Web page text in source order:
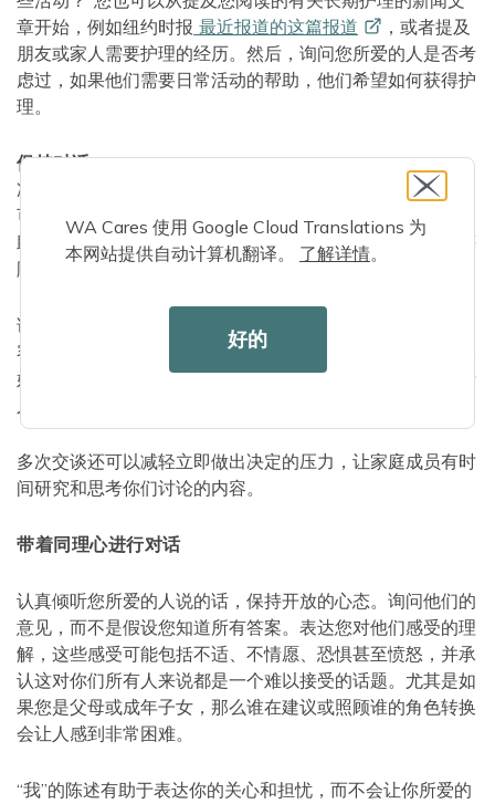
章开始，例如纽约时报 最近报道的这篇报道
，或者提及
朋友或家人需要护理的经历。然后，询问您所爱的人是否考
虑过，如果他们需要日常活动的帮助，他们希望如何获得护
理。
保持对话
准备好讨论细节后，召开一次专门的
，与所有
可能参与护理的人一起制定正式的长期护理计划会很有帮
助。您甚至可能希望邀请一位值得信赖的朋友或宗教领袖等
顾问来帮助促进对话。
请记住，在初次交谈中，你可能无法涵盖所有你想讨论的内
容。当你第一次提起这个话题时，你的亲人可能还没有准备
好谈论这个话题，所以要耐心等待并继续关注！你和你的亲
人的愿望和情况也会随着时间的推移而改变。
多次交谈还可以减轻立即做出决定的压力，让家庭成员有时
间研究和思考你们讨论的内容。
带着同理心进行对话
认真倾听您所爱的人说的话，保持开放的心态。询问他们的
意见，而不是假设您知道所有答案。表达您对他们感受的理
解，这些感受可能包括不适、不情愿、恐惧甚至愤怒，并承
认这对你们所有人来说都是一个难以接受的话题。尤其是如
果您是父母或成年子女，那么谁在建议或照顾谁的角色转换
会让人感到非常困难。
“我”的陈述有助于表达你的关心和担忧，而不会让你所爱的
WA Cares 使用 Google Cloud Translations 为
本网站提供自动计算机翻译。 了解详情。
好的